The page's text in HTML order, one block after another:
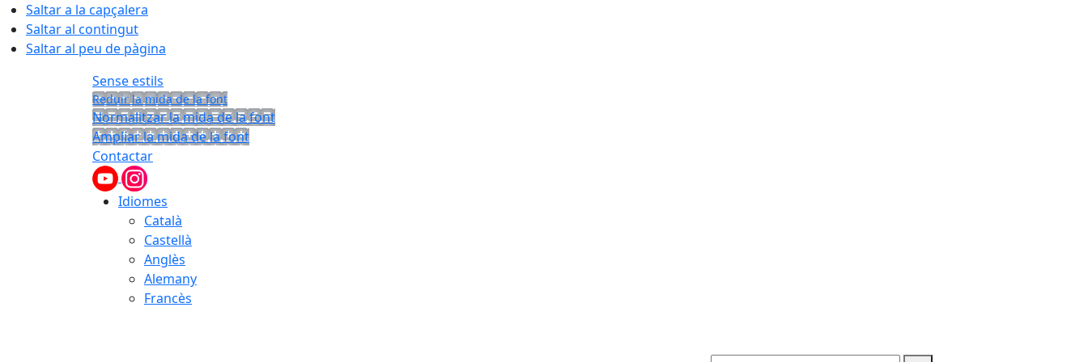
Saltar a la capçalera
Saltar al contingut
Saltar al peu de pàgina
Sense estils
Reduir la mida de la font
Normalitzar la mida de la font
Ampliar la mida de la font
Contactar
Idiomes
Català
Castellà
Anglès
Alemany
Francès